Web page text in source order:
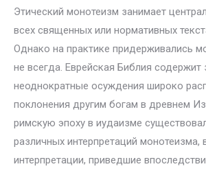
Этический монотеизм занимает
всех священных или нормативных
Однако на практике придерживались
не всегда. Еврейская Библия содержит
неоднократные осуждения широко
поклонения другим богам в древнем
римскую эпоху в иудаизме
различных интерпретаций монотеизма,
интерпретации, приведшие